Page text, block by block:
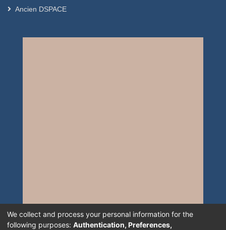
Ancien DSPACE
We collect and process your personal information for the
following purposes: Authentication, Preferences,